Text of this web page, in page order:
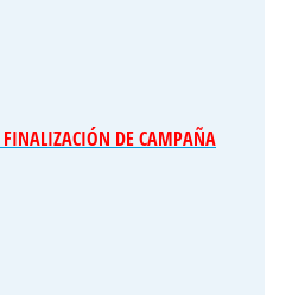
FINALIZACIÓN DE CAMPAÑA